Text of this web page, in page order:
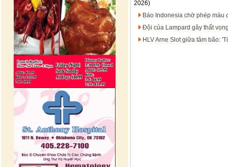
2026)
Báo Indonesia chờ phép màu
Đội của Lampard gây thất
HLV Arne Slot giữa tâm bão: